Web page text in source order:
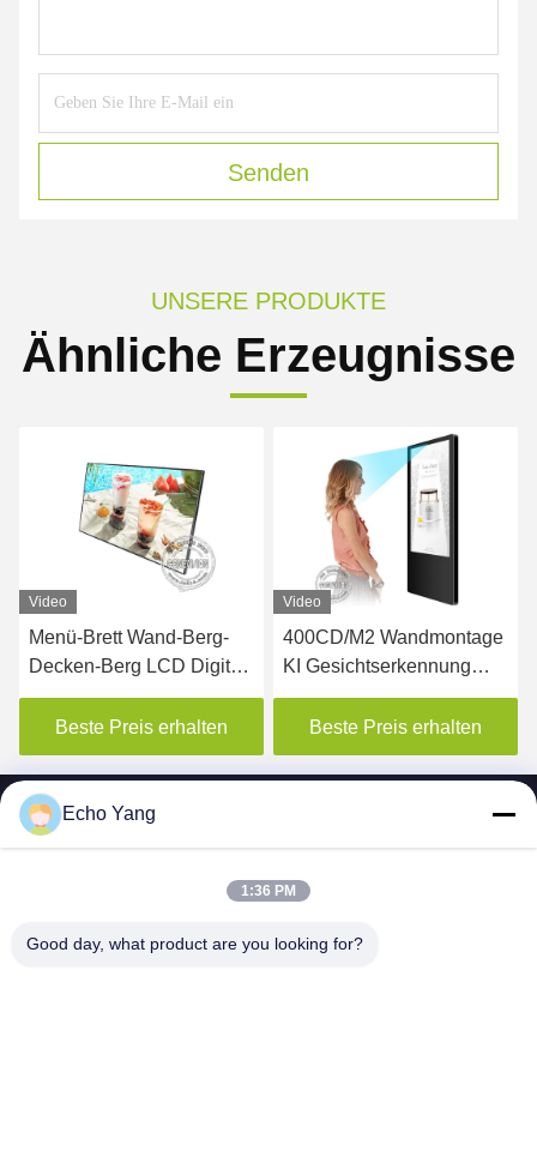
Senden
UNSERE PRODUKTE
Ähnliche Erzeugnisse
Video
400CD/M2 Wandmontage
KI Gesichtserkennung
LCD Werbeanzeige
Aufzug Digital Signage
Display
Beste Preis erhalten
450nits LCD
Werbebildschirm
Wandmontiertes digitales
Poster
Beste Preis erhalten
LTD.
Echo Yang
1:36 PM
Good day, what product are you looking for?